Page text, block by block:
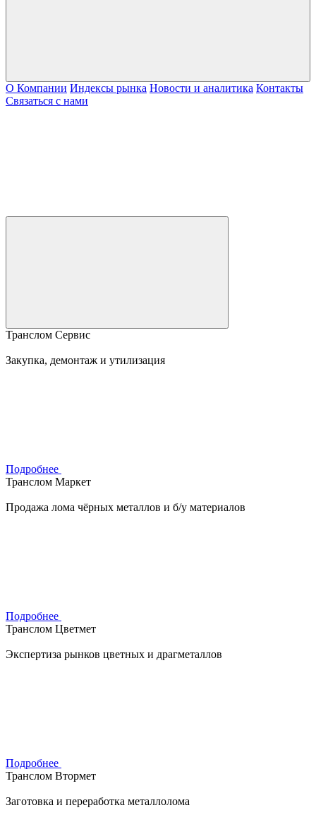
О Компании Индексы рынка Новости и аналитика Контакты
Связаться с нами
Транслом Сервис
Закупка, демонтаж и утилизация
Подробнее
Транслом Маркет
Продажа лома чёрных металлов и б/у материалов
Подробнее
Транслом Цветмет
Экспертиза рынков цветных и драгметаллов
Подробнее
Транслом Втормет
Заготовка и переработка металлолома